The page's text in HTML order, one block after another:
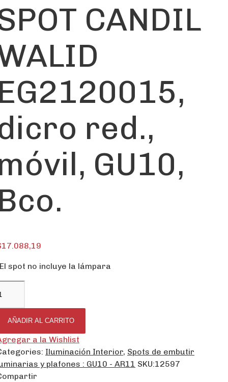
CANDIL
red.,
GU10,
17.088,19
spot no incluye la lámpara
AÑADIR AL CARRITO
a la Wishlist
Iluminación Interior, Spots de embutir
y plafones : GU10 - AR11 SKU:12597